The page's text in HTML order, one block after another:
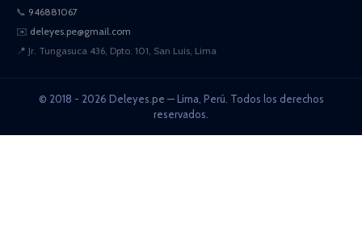
📞 946881067
✉️ deleyes.pe@gmail.com
📍 Jr. Tungasuca 436, Dpto. 101, San Luis, Lima
© 2018 - 2026 Deleyes.pe — Lima, Perú. Todos los derechos
reservados.